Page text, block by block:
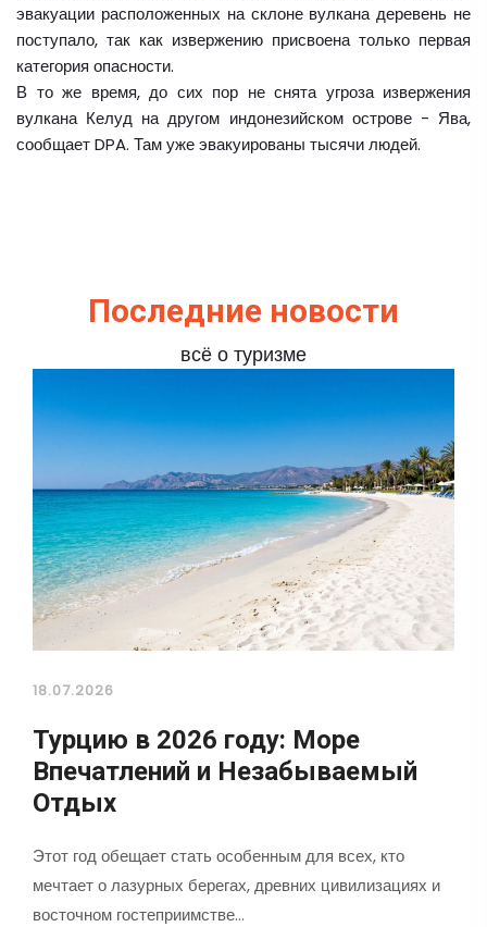
эвакуации расположенных на склоне вулкана деревень не
поступало, так как извержению присвоена только первая
категория опасности.
В то же время, до сих пор не снята угроза извержения
вулкана Келуд на другом индонезийском острове - Ява,
сообщает DPA. Там уже эвакуированы тысячи людей.
Последние новости
всё о туризме
18.07.2026
Турцию в 2026 году: Море
Впечатлений и Незабываемый
Отдых
Этот год обещает стать особенным для всех, кто
мечтает о лазурных берегах, древних цивилизациях и
восточном гостеприимстве…